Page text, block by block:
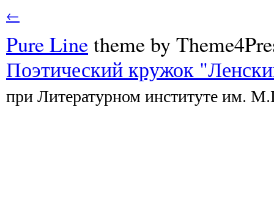
←
Pure Linetheme by
Поэтический кружок
при Литературном институте им.